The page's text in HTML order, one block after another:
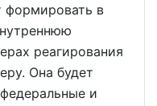
формировать в
реагирования
Она будет
и